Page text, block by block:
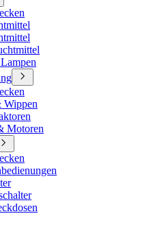
Wippen
Motoren